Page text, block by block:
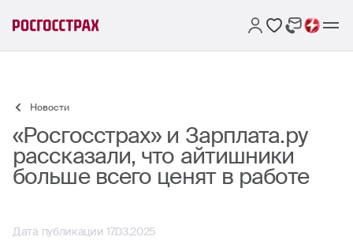
Новости
«Росгосстрах» и Зарплата.ру
рассказали, что айтишники
больше всего ценят в работе
Дата публикации 17.03.2025